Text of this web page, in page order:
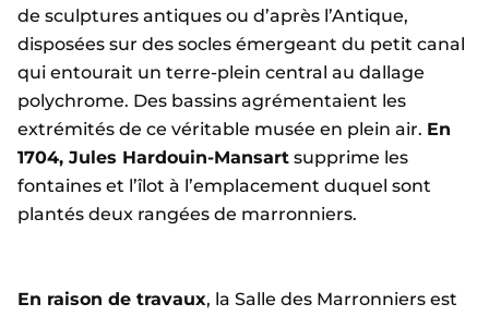
de sculptures antiques ou d’après l’Antique,
disposées sur des socles émergeant du petit canal
qui entourait un terre-plein central au dallage
polychrome. Des bassins agrémentaient les
extrémités de ce véritable musée en plein air. En
1704, Jules Hardouin-Mansart supprime les
fontaines et l’îlot à l’emplacement duquel sont
plantés deux rangées de marronniers.
En raison de travaux, la Salle des Marronniers est